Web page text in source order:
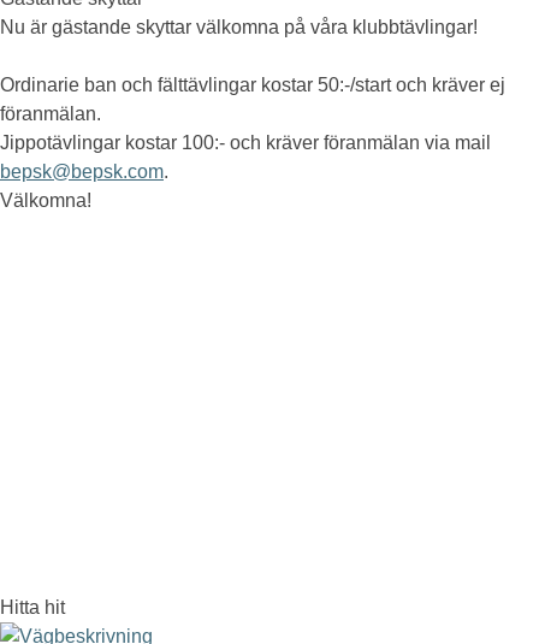
Nu är gästande skyttar välkomna på våra klubbtävlingar!
Ordinarie ban och fälttävlingar kostar 50:-/start och kräver ej
föranmälan.
Jippotävlingar kostar 100:- och kräver föranmälan via mail
bepsk@bepsk.com.
Välkomna!
Hitta hit